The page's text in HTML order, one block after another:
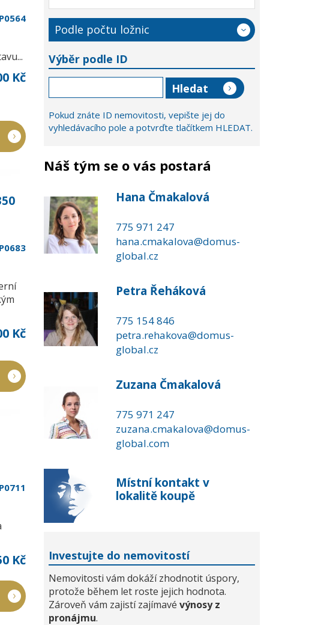
Kč
Kč
Kč
Podle počtu ložnic
Výběr podle ID
Pokud znáte ID nemovitosti, vepište jej do
vyhledávacího pole a potvrďte tlačítkem HLEDAT.
Náš tým se o vás postará
Hana Čmakalová
775 971 247
hana.cmakalova@domus-
global.cz
Petra Řeháková
775 154 846
petra.rehakova@domus-
global.cz
Zuzana Čmakalová
775 971 247
zuzana.cmakalova@domus-
global.com
Místní kontakt v
lokalitě koupě
Investujte do nemovitostí
Nemovitosti vám dokáží zhodnotit úspory,
protože během let roste jejich hodnota.
Zároveň vám zajistí zajímavé výnosy z
pronájmu.